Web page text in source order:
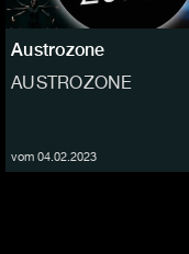
Austrozone
AUSTROZONE
vom 04.02.2023